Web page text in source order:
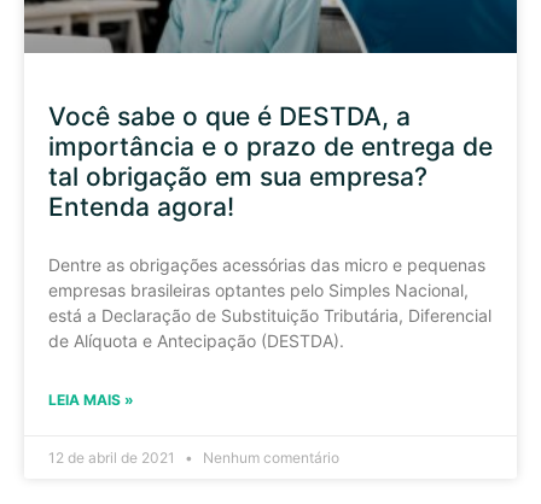
Você sabe o que é DESTDA, a
importância e o prazo de entrega de
tal obrigação em sua empresa?
Entenda agora!
Dentre as obrigações acessórias das micro e pequenas
empresas brasileiras optantes pelo Simples Nacional,
está a Declaração de Substituição Tributária, Diferencial
de Alíquota e Antecipação (DESTDA).
LEIA MAIS »
12 de abril de 2021 Nenhum comentário